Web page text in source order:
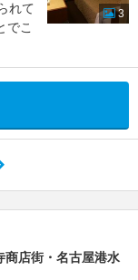
れて
でこ
3
商店街・名古屋港水